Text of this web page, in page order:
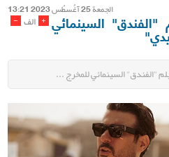
الجمعة 25 آغُسطُس 2023 13:21
- الف + السينمائي
"الفندق" السينمائي للمخرج ...